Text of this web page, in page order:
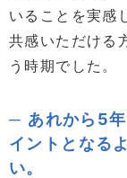
いることを実感
共感いただける
う時期でした。
あれから5
イントとなる
い。